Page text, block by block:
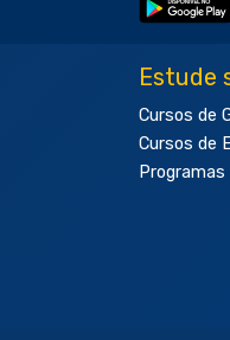
Estude
Cursos de
Cursos de